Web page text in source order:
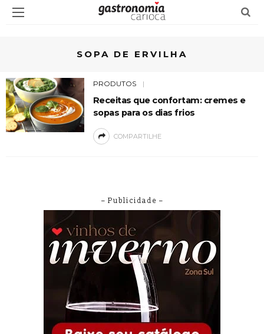
SOPA DE ERVILHA
PRODUTOS
Receitas que confortam: cremes e
sopas para os dias frios
COMPARTILHE
– Publicidade –